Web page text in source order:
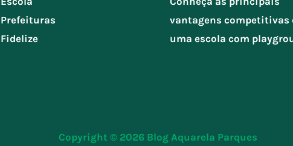
Prefeituras
Fidelize
vantagens competitivas
uma escola com
Copyright © 2026 Blog Aquarela Parques